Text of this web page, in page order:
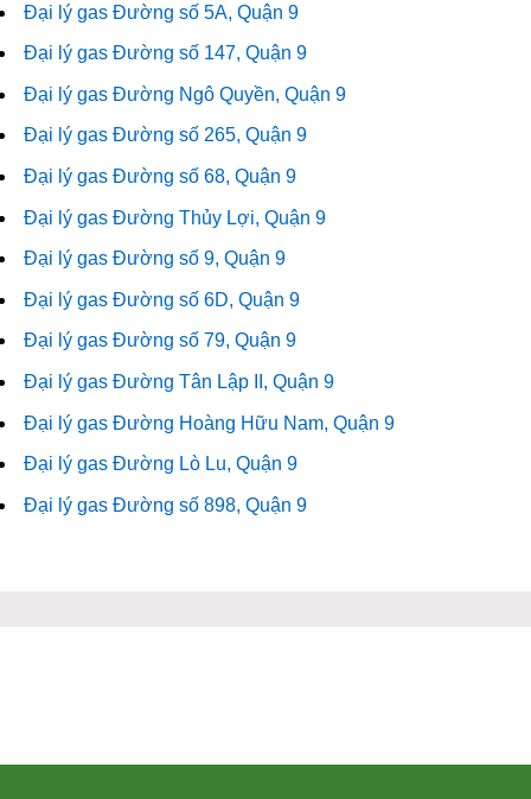
Đại lý gas Đường số 5A, Quận 9
Đại lý gas Đường số 147, Quận 9
Đại lý gas Đường Ngô Quyền, Quận 9
Đại lý gas Đường số 265, Quận 9
Đại lý gas Đường số 68, Quận 9
Đại lý gas Đường Thủy Lợi, Quận 9
Đại lý gas Đường số 9, Quận 9
Đại lý gas Đường số 6D, Quận 9
Đại lý gas Đường số 79, Quận 9
Đại lý gas Đường Tân Lập II, Quận 9
Đại lý gas Đường Hoàng Hữu Nam, Quận 9
Đại lý gas Đường Lò Lu, Quận 9
Đại lý gas Đường số 898, Quận 9